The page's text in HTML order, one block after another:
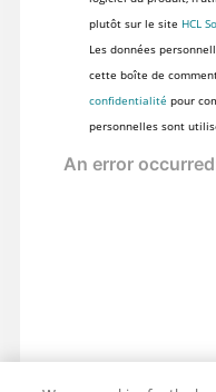
plutôt sur le site HCL
Les données
cette boîte de
confidentialité pour
personnelles sont